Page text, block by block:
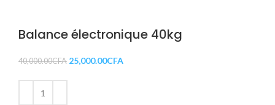
Balance électronique 40kg
40,000.00CFA 25,000.00CFA